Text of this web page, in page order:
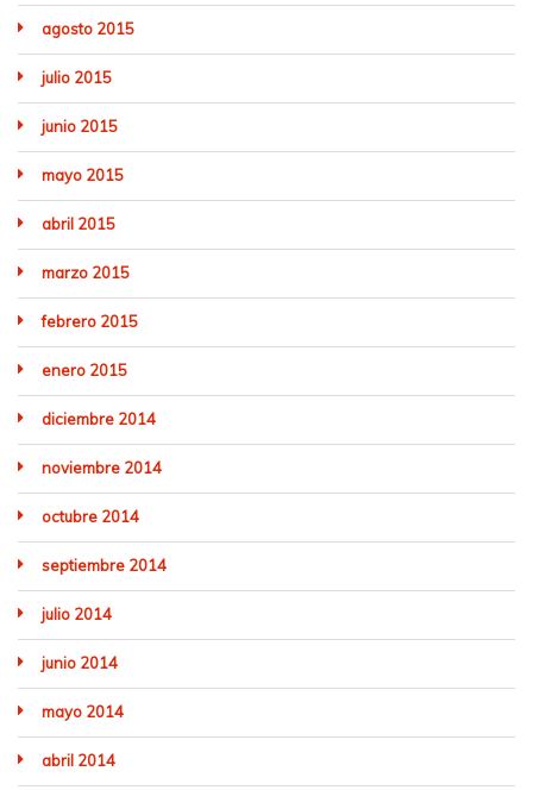
agosto 2015
julio 2015
junio 2015
mayo 2015
abril 2015
marzo 2015
febrero 2015
enero 2015
diciembre 2014
noviembre 2014
octubre 2014
septiembre 2014
julio 2014
junio 2014
mayo 2014
abril 2014